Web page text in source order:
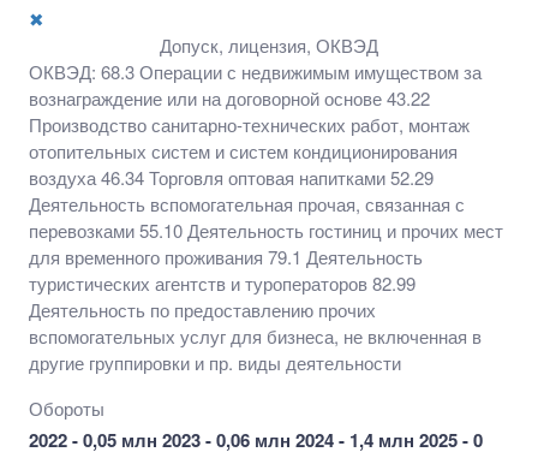
воздуха 46.34 Торговля оптовая напитками 52.29
Деятельность вспомогательная прочая, связанная с
перевозками 55.10 Деятельность гостиниц и прочих
мест для временного проживания 79.1 Деятельность
туристических агентств и туроператоров 82.99
Деятельность по предоставлению прочих
вспомогательных услуг для бизнеса, не включенная
в другие группировки и пр. виды деятельности
✖
Допуск, лицензия, ОКВЭД
ОКВЭД: 68.3 Операции с недвижимым имуществом за
вознаграждение или на договорной основе 43.22
Производство санитарно-технических работ, монтаж
отопительных систем и систем кондиционирования
воздуха 46.34 Торговля оптовая напитками 52.29
Деятельность вспомогательная прочая, связанная с
перевозками 55.10 Деятельность гостиниц и прочих мест
для временного проживания 79.1 Деятельность
туристических агентств и туроператоров 82.99
Деятельность по предоставлению прочих
вспомогательных услуг для бизнеса, не включенная в
другие группировки и пр. виды деятельности
Обороты
2022 - 0,05 млн 2023 - 0,06 млн 2024 - 1,4 млн 2025 - 0